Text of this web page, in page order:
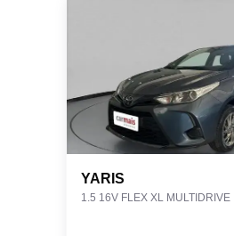
YARIS
1.5 16V FLEX XL MULTIDRIVE